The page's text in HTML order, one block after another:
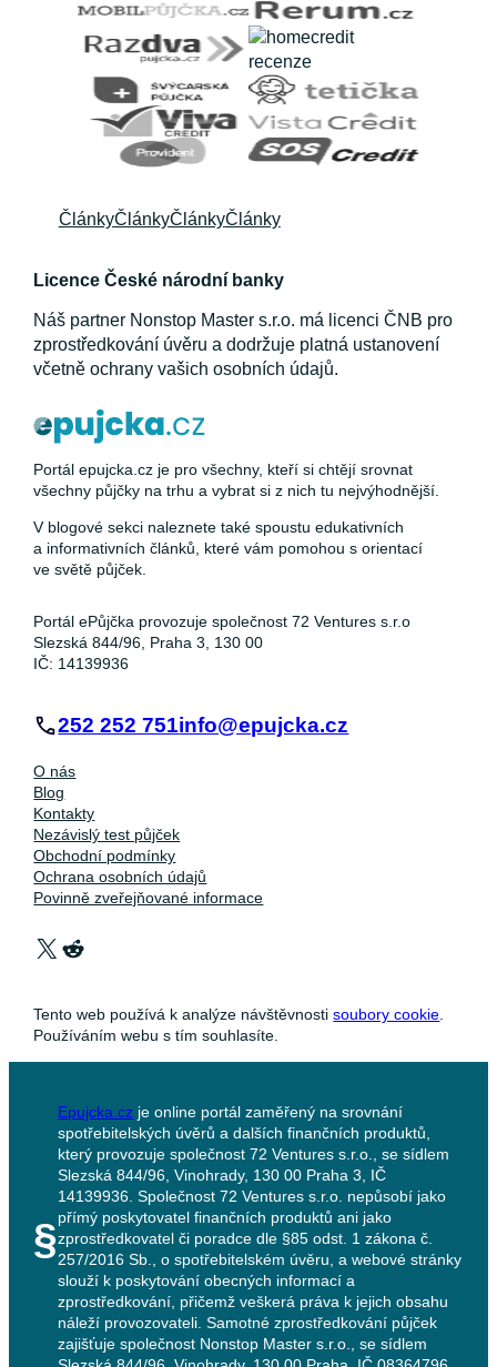
ČlánkyČlánkyČlánkyČlánky
Licence České národní banky
Náš partner Nonstop Master s.r.o. má licenci ČNB pro
zprostředkování úvěru a dodržuje platná ustanovení
včetně ochrany vašich osobních údajů.
Portál epujcka.cz je pro všechny, kteří si chtějí srovnat
všechny půjčky na trhu a vybrat si z nich tu nejvýhodnější.
V blogové sekci naleznete také spoustu edukativních
a informativních článků, které vám pomohou s orientací
ve světě půjček.
Portál ePůjčka provozuje společnost 72 Ventures s.r.o
Slezská 844/96, Praha 3, 130 00
IČ: 14139936
252 252 751info@epujcka.cz
O nás
Blog
Kontakty
Nezávislý test půjček
Obchodní podmínky
Ochrana osobních údajů
Povinně zveřejňované informace
X Reddit
Tento web používá k analýze návštěvnostisoubory cookie
Používáním webu s tím souhlasíte.
§
Epujcka.cz je online portál zaměřený na srovnání
spotřebitelských úvěrů a dalších finančních produktů,
který provozuje společnost 72 Ventures s.r.o., se sídlem
Slezská 844/96, Vinohrady, 130 00 Praha 3, IČ
14139936. Společnost 72 Ventures s.r.o. nepůsobí jako
přímý poskytovatel finančních produktů ani jako
zprostředkovatel či poradce dle §85 odst. 1 zákona č.
257/2016 Sb., o spotřebitelském úvěru, a webové stránky
slouží k poskytování obecných informací a
zprostředkování, přičemž veškerá práva k jejich obsahu
náleží provozovateli. Samotné zprostředkování půjček
zajišťuje společnost Nonstop Master s.r.o., se sídlem